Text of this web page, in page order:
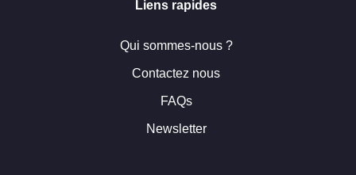
Liens rapides
Qui sommes-nous ?
Contactez nous
FAQs
Newsletter